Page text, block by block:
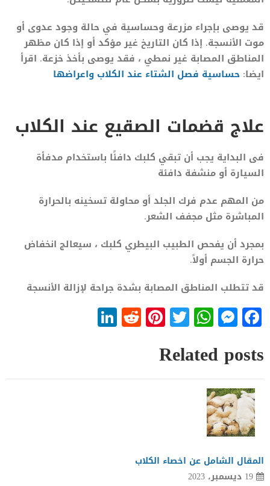
قد يوصى بإجراء مزرعة وحساسية في حالة وجود عدوى أو
موت الأنسجة. إذا كان التاريخ غير مؤكد أو إذا كان مظهر
المناطق المصابة غير نمطي ، فقد يوصى بأخذ خزعة. اقرأ
ايضا: حساسية فصل الشتاء عند الكلاب واعراضها
علاج قضمات الصقيع عند الكلاب
فى البداية يجب أن تبقي كلبك دافئًا باستخدام مدفأة
السيارة أو منشفة دافئة
من المهم عدم فرك الجلد أو محاولة تسخينه بالحرارة
المباشرة مثل مجفف الشعر.
بمجرد أن يفحص الطبيب البيطري كلبك ، سيعالج انخفاض
حرارة الجسم أولاً.
قد تتطلب المناطق المصابة بشدة جراحة لإزالة الأنسجة
Facebook
Messenger
WhatsApp
Twitter
Pinterest
Reddit
Related posts
المقال الشامل عن اخصاء الكلاب
19 ديسمبر، 2023